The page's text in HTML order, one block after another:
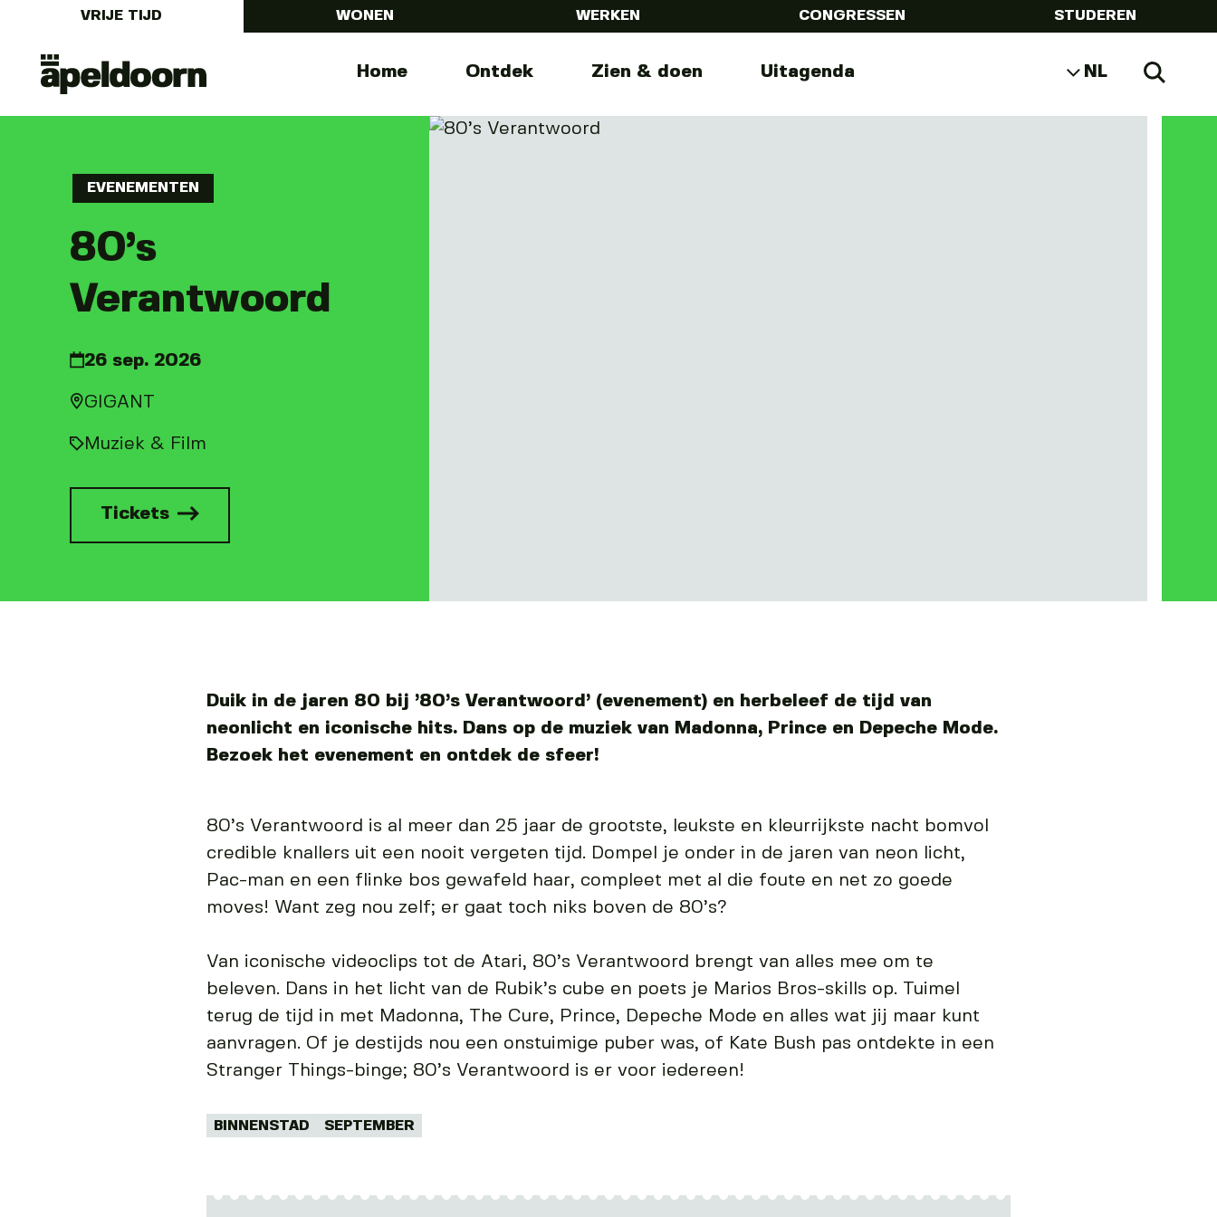
VRIJE TIJD WONEN WERKEN CONGRESSEN STUDEREN
Uit
Apeldoorn
MenuHome Ontdek Zien & doen Uitagenda NL
EVENEMENTEN
80’s
Verantwoord
26 sep. 2026
GIGANT
Muziek & Film
Tickets
Duik in de jaren 80 bij ’80’s Verantwoord’ (evenement) en herbeleef de tijd van
neonlicht en iconische hits. Dans op de muziek van Madonna, Prince en Depeche Mode.
Bezoek het evenement en ontdek de sfeer!
80’s Verantwoord is al meer dan 25 jaar de grootste, leukste en kleurrijkste nacht bomvol
credible knallers uit een nooit vergeten tijd. Dompel je onder in de jaren van neon licht,
Pac-man en een flinke bos gewafeld haar, compleet met al die foute en net zo goede
moves! Want zeg nou zelf; er gaat toch niks boven de 80’s?
Van iconische videoclips tot de Atari, 80’s Verantwoord brengt van alles mee om te
beleven. Dans in het licht van de Rubik’s cube en poets je Marios Bros-skills op. Tuimel
terug de tijd in met Madonna, The Cure, Prince, Depeche Mode en alles wat jij maar kunt
aanvragen. Of je destijds nou een onstuimige puber was, of Kate Bush pas ontdekte in een
Stranger Things-binge; 80’s Verantwoord is er voor iedereen!
Tags:
BINNENSTAD SEPTEMBER